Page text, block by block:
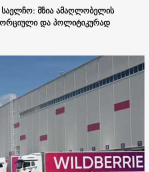
მზია ამაღლობელის
და პოლიტიკურად